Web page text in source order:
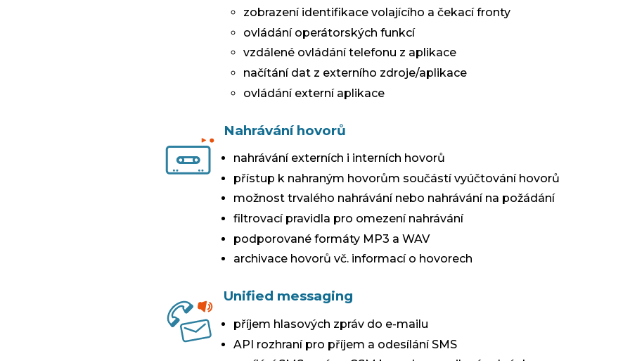
zobrazení identifikace volajícího a čekací fronty
ovládání operátorských funkcí
vzdálené ovládání telefonu z aplikace
načítání dat z externího zdroje/aplikace
ovládání externí aplikace
Nahrávání hovorů
nahrávání externích i interních hovorů
přístup k nahraným hovorům součástí vyúčtování hovorů
možnost trvalého nahrávání nebo nahrávání na požádání
filtrovací pravidla pro omezení nahrávání
podporované formáty MP3 a WAV
archivace hovorů vč. informací o hovorech
Unified messaging
příjem hlasových zpráv do e-mailu
API rozhraní pro příjem a odesílání SMS